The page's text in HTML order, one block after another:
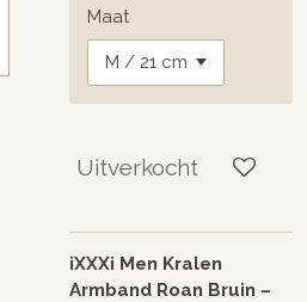
Maat
Uitverkocht
iXXXi Men Kralen
Armband Roan Bruin –